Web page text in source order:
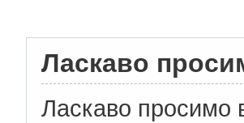
Ласкаво
Ласкаво просимо